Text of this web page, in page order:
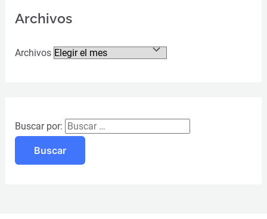
Archivos
Archivos
Buscar por: